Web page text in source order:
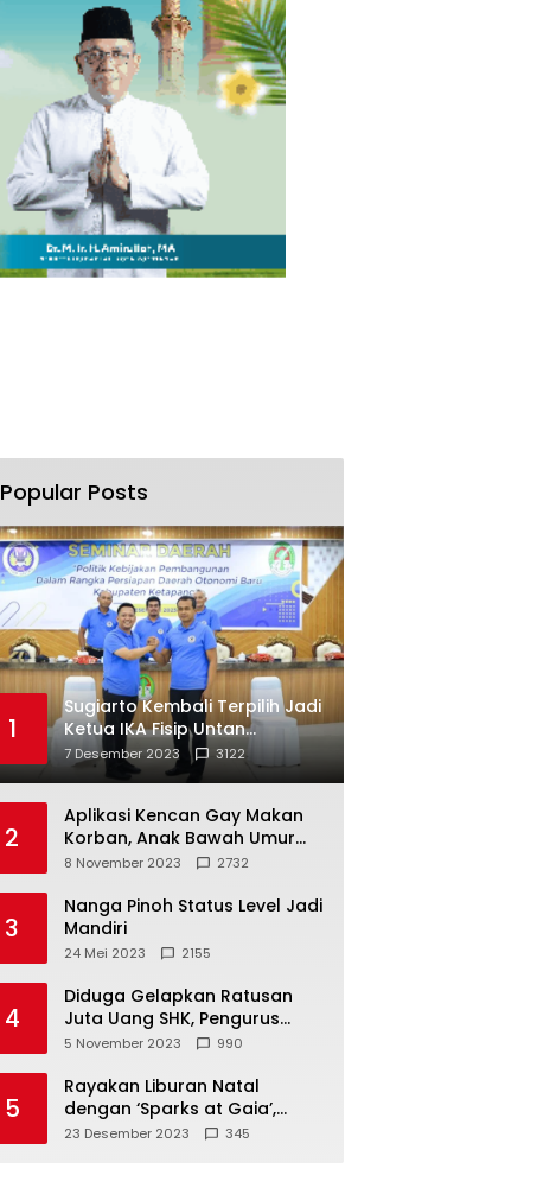
Popular Posts
1
Sugiarto Kembali Terpilih Jadi
Ketua IKA Fisip Untan
Ketapang
7 Desember 2023 3122
2
Aplikasi Kencan Gay Makan
Korban, Anak Bawah Umur
Jadi Korban Persetubuhan
8 November 2023 2732
3
Nanga Pinoh Status Level Jadi
Mandiri
24 Mei 2023 2155
4
Diduga Gelapkan Ratusan
Juta Uang SHK, Pengurus
Koperasi SUB Dilaporkan ke
5 November 2023 990
5
Rayakan Liburan Natal
dengan ‘Sparks at Gaia’,
Sajikan Tempat Foto Estetik
23 Desember 2023 345